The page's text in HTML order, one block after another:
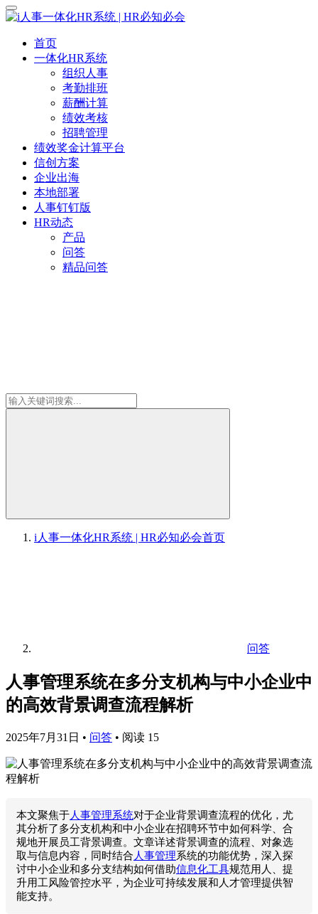
首页
一体化HR系统
组织人事
考勤排班
薪酬计算
绩效考核
招聘管理
绩效奖金计算平台
信创方案
企业出海
本地部署
人事钉钉版
HR动态
产品
问答
精品问答
i人事一体化HR系统 | HR必知必会首页
问答
人事管理系统在多分支机构与中小企业中
的高效背景调查流程解析
2025年7月31日 • 问答 • 阅读 15
本文聚焦于人事管理系统对于企业背景调查流程的优化，尤
其分析了多分支机构和中小企业在招聘环节中如何科学、合
规地开展员工背景调查。文章详述背景调查的流程、对象选
取与信息内容，同时结合 人事管理系统的功能优势，深入探
讨中小企业和多分支结构如何借助信息化工具规范用人、提
升用工风险管控水平，为企业可持续发展和人才管理提供智
能支持。